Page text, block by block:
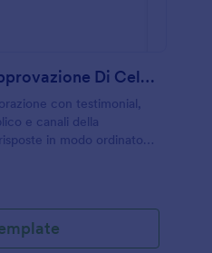
Sondaggio Per L'Approvazione Di Celebrità
con testimonial,
e canali della
in modo ordinato